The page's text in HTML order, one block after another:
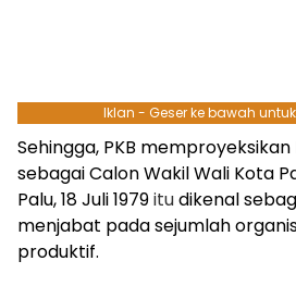
Iklan - Geser ke bawah
Sehingga, PKB
sebagai Calon Wakil Wali Kota
Palu, 18 Juli 1979itudikenal
menjabat pada sejumlah
produktif.